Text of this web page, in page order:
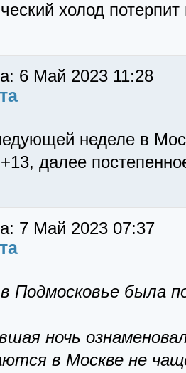
холод
6 Май 2023 11:28
неделе в
далее
7 Май 2023 07:37
Подмосковье была
ночь
в Москве не